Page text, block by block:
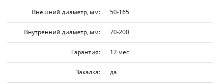
Внешний диаметр, мм: 50-165
Внутренний диаметр, мм: 70-200
Гарантия: 12 мес
Закалка: да